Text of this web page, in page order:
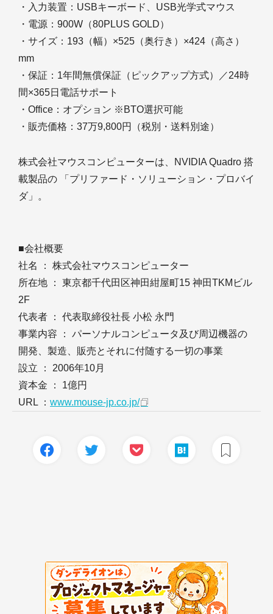
・入力装置：USBキーボード、USB光学式マウス
・電源：900W（80PLUS GOLD）
・サイズ：193（幅）×525（奥行き）×424（高さ）
mm
・保証：1年間無償保証（ピックアップ方式）／24時
間×365日電話サポート
・Office：オプション ※BTO選択可能
・販売価格：37万9,800円（税別・送料別途）
株式会社マウスコンピューターは、NVIDIA Quadro 搭
載製品の 「プリファード・ソリューション・プロバイ
ダ」。
■会社概要
社名 ： 株式会社マウスコンピューター
所在地 ： 東京都千代田区神田紺屋町15 神田TKMビル
2F
代表者 ： 代表取締役社長 小松 永門
事業内容 ： パーソナルコンピュータ及び周辺機器の
開発、製造、販売とそれに付随する一切の事業
設立 ： 2006年10月
資本金 ： 1億円
URL ： www.mouse-jp.co.jp/